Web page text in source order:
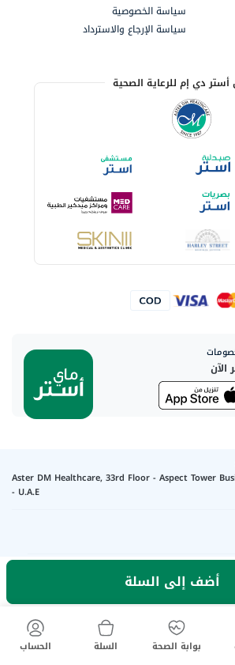
أضف إلى السلة
سياسة الخصوصية
سياسة الإرجاع والاسترداد
دي إم للرعاية الصحية
Aster DM Healthcare, 33rd Floor - Aspect Tower
- U.A.E
جميع الحقوق
محفوظة.
رقم الترخيص للإعلان Q4FT7HCT-
130325
بوابة الصحة السلة الحساب